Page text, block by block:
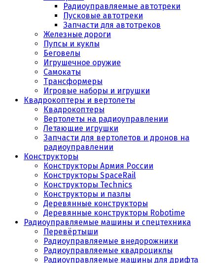
Радиоуправляемые автотреки
Пусковые автотреки
Запчасти для автотреков
Железные дороги
Пупсы и куклы
Беговелы
Игрушечное оружие
Самокаты
Трансформеры
Игровые наборы и игрушки
Квадрокоптеры и вертолеты
Квадрокоптеры
Вертолеты на радиоуправлении
Летающие игрушки
Запчасти для вертолетов и дронов на
радиоуправлении
Конструкторы
Конструкторы Армия России
Конструкторы SpaceRail
Конструкторы Technics
Конструкторы и пазлы
Деревянные конструкторы
Деревянные конструкторы Robotime
Радиоуправляемые машины и спецтехника
Перевёртыши
Радиоуправляемые внедорожники
Радиоуправляемые квадроциклы
Радиоуправляемые машины для дрифта